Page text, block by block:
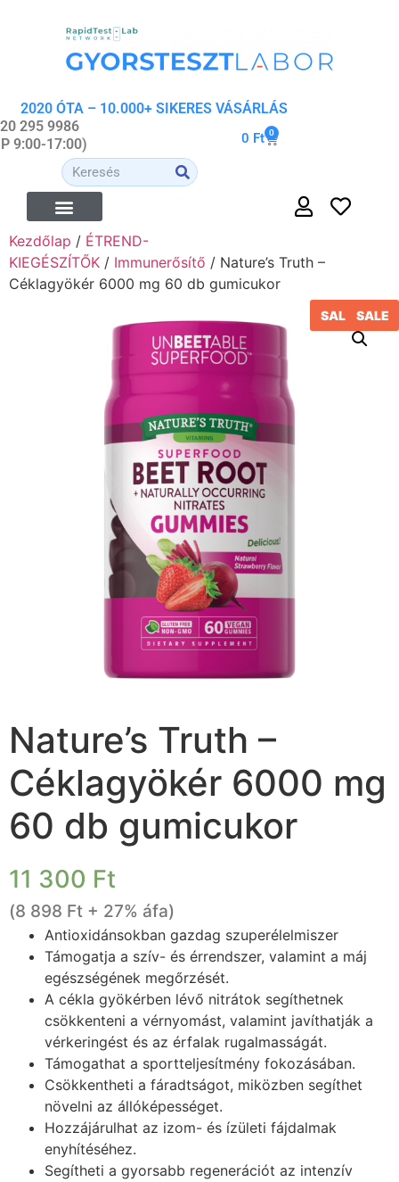
2020 ÓTA – 10.000+ SIKERES VÁSÁRLÁS
295 9986
9:00-17:00)
0 Ft 0
Kezdőlap / ÉTREND-
KIEGÉSZÍTŐK / Immunerősítő / Nature’s Truth –
Céklagyökér 6000 mg 60 db gumicukor
SALE SALE
Nature’s Truth –
Céklagyökér 6000 mg
60 db gumicukor
11 300 Ft
(8 898 Ft + 27% áfa)
Antioxidánsokban gazdag szuperélelmiszer
Támogatja a szív- és érrendszer, valamint a máj
egészségének megőrzését.
A cékla gyökérben lévő nitrátok segíthetnek
csökkenteni a vérnyomást, valamint javíthatják a
vérkeringést és az érfalak rugalmasságát.
Támogathat a sportteljesítmény fokozásában.
Csökkentheti a fáradtságot, miközben segíthet
növelni az állóképességet.
Hozzájárulhat az izom- és ízületi fájdalmak
enyhítéséhez.
Segítheti a gyorsabb regenerációt az intenzív